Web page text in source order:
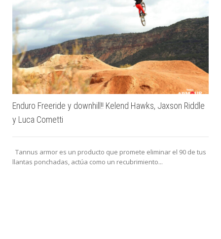
Enduro Freeride y downhill!! Kelend Hawks, Jaxson Riddle
y Luca Cometti
Tannus armor es un producto que promete eliminar el 90 de tus
llantas ponchadas, actúa como un recubrimiento...